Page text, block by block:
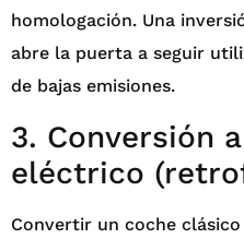
homologación. Una
abre la puerta a seguir
de bajas emisiones.
3. Conversión
eléctrico
Convertir un coche